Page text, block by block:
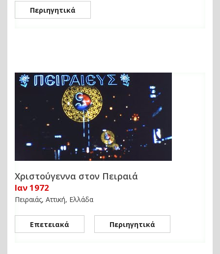
Περιηγητικά
Χριστούγεννα στον Πειραιά
Ιαν 1972
Πειραιάς, Αττική, Ελλάδα
Επετειακά Περιηγητικά